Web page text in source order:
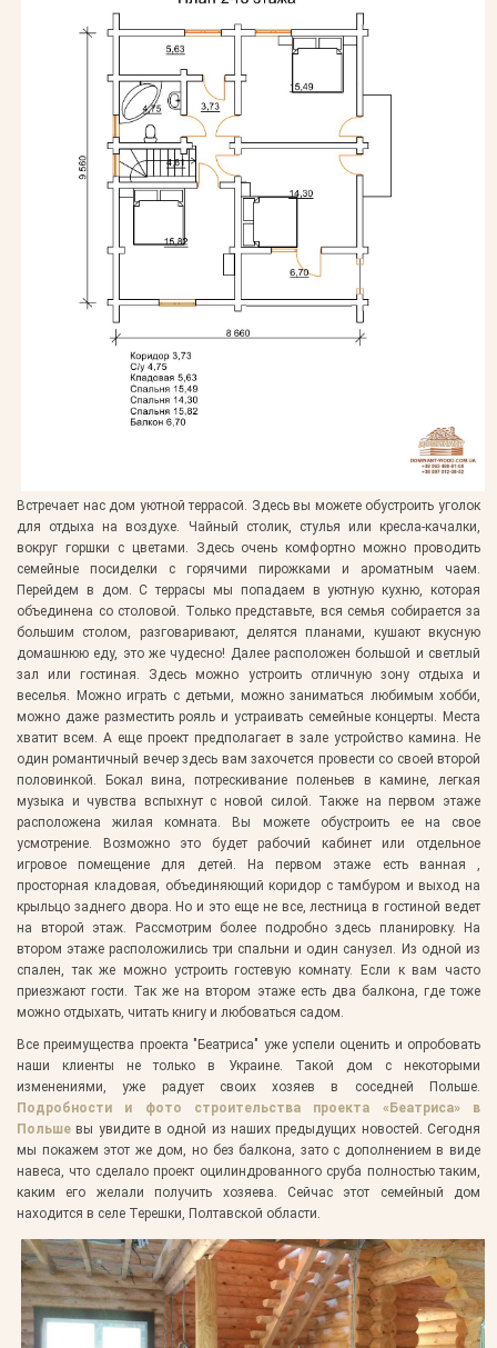
Встречает нас дом уютной террасой. Здесь вы можете обустроить уголок
для отдыха на воздухе. Чайный столик, стулья или кресла-качалки,
вокруг горшки с цветами. Здесь очень комфортно можно проводить
семейные посиделки с горячими пирожками и ароматным чаем.
Перейдем в дом. С террасы мы попадаем в уютную кухню, которая
объединена со столовой. Только представьте, вся семья собирается за
большим столом, разговаривают, делятся планами, кушают вкусную
домашнюю еду, это же чудесно! Далее расположен большой и светлый
зал или гостиная. Здесь можно устроить отличную зону отдыха и
веселья. Можно играть с детьми, можно заниматься любимым хобби,
можно даже разместить рояль и устраивать семейные концерты. Места
хватит всем. А еще проект предполагает в зале устройство камина. Не
один романтичный вечер здесь вам захочется провести со своей второй
половинкой. Бокал вина, потрескивание поленьев в камине, легкая
музыка и чувства вспыхнут с новой силой. Также на первом этаже
расположена жилая комната. Вы можете обустроить ее на свое
усмотрение. Возможно это будет рабочий кабинет или отдельное
игровое помещение для детей. На первом этаже есть ванная ,
просторная кладовая, объединяющий коридор с тамбуром и выход на
крыльцо заднего двора. Но и это еще не все, лестница в гостиной ведет
на второй этаж. Рассмотрим более подробно здесь планировку. На
втором этаже расположились три спальни и один санузел. Из одной из
спален, так же можно устроить гостевую комнату. Если к вам часто
приезжают гости. Так же на втором этаже есть два балкона, где тоже
можно отдыхать, читать книгу и любоваться садом.
Все преимущества проекта "Беатриса" уже успели оценить и опробовать
наши клиенты не только в Украине. Такой дом с некоторыми
изменениями, уже радует своих хозяев в соседней Польше.
Подробности и фото строительства проекта «Беатриса» в
Польше вы увидите в одной из наших предыдущих новостей. Сегодня
мы покажем этот же дом, но без балкона, зато с дополнением в виде
навеса, что сделало проект оцилиндрованного сруба полностью таким,
каким его желали получить хозяева. Сейчас этот семейный дом
находится в селе Терешки, Полтавской области.